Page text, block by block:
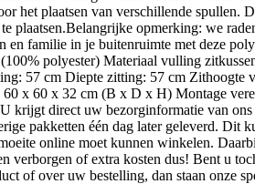
het plaatsen van verschillende spullen.
plaatsen.Belangrijke opmerking: we
en familie in je buitenruimte met deze
(100% polyester) Materiaal vulling
57 cm Diepte zitting: 57 cm
x 60 x 32 cm (B x D x H) Montage
krijgt direct uw bezorginformatie van
pakketten één dag later geleverd.
online moet kunnen winkelen.
verborgen of extra kosten dus! Bent u
of over uw bestelling, dan staan onze